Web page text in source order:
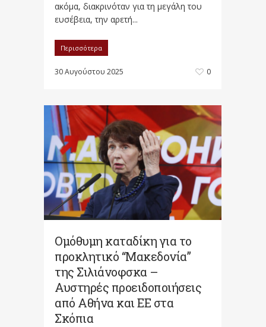
ακόμα, διακρινόταν για τη μεγάλη του
ευσέβεια, την αρετή...
Περισσότερα
30 Αυγούστου 2025 0
Ομόθυμη καταδίκη για το
προκλητικό “Μακεδονία”
της Σιλιάνοφσκα –
Αυστηρές προειδοποιήσεις
από Αθήνα και ΕΕ στα
Σκόπια